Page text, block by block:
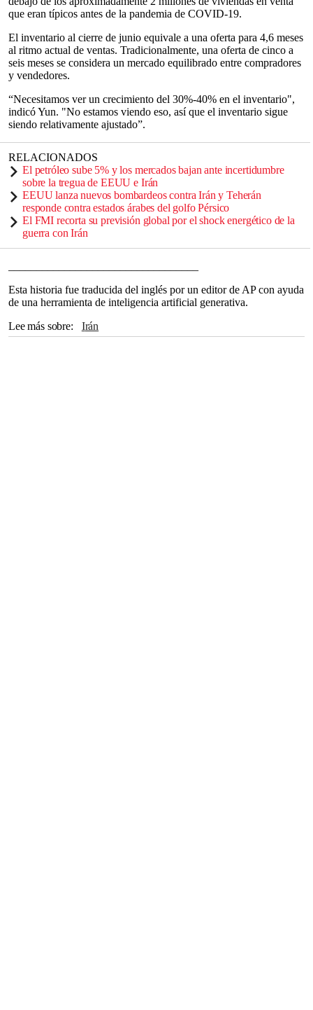
que eran típicos antes de la pandemia de COVID-19.
El inventario al cierre de junio equivale a una oferta para 4,6 meses
al ritmo actual de ventas. Tradicionalmente, una oferta de cinco a
seis meses se considera un mercado equilibrado entre compradores
y vendedores.
“Necesitamos ver un crecimiento del 30%-40% en el inventario",
indicó Yun. "No estamos viendo eso, así que el inventario sigue
siendo relativamente ajustado”.
RELACIONADOS
El petróleo sube 5% y los mercados bajan ante incertidumbre
sobre la tregua de EEUU e Irán
EEUU lanza nuevos bombardeos contra Irán y Teherán
responde contra estados árabes del golfo Pérsico
El FMI recorta su previsión global por el shock energético de la
guerra con Irán
Esta historia fue traducida del inglés por un editor de AP con ayuda
de una herramienta de inteligencia artificial generativa.
Lee más sobre
Irán